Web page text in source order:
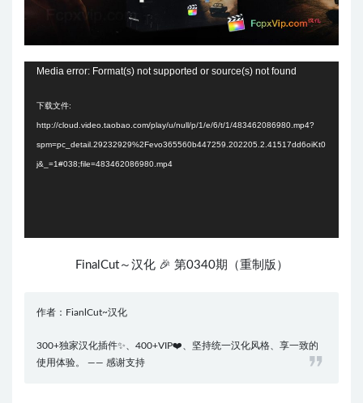
Media error: Format(s) not supported or source(s) not found
下载文件:
http://cloud.video.taobao.com/play/u/null/p/1/e/6/t/1/483462086980.mp4?
spm=pc_detail.29232929%2Fevo365560b447259.202205.2.41517dd6oiKt0
j&_=1#038;file=483462086980.mp4
FinalCut～汉化 🎉 第0340期（重制版）
作者：FianlCut~汉化
300+独家汉化插件✨、400+VIP❤️、坚持统一汉化风格、享一致的
使用体验。 —— 感谢支持